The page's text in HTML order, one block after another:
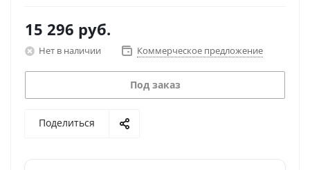
15 296 руб.
Нет в наличии Коммерческое предложение
Под заказ
Поделиться